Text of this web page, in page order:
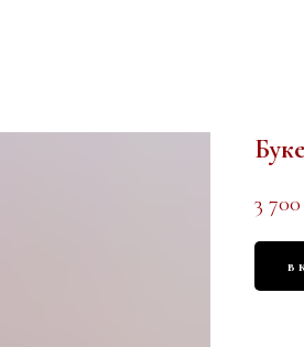
3 700
в